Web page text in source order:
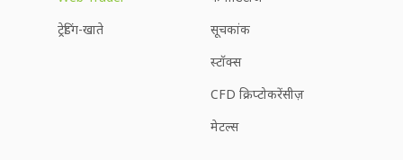
ट्रेडिंग-खाते
सूचकांक
स्टॉक्स
CFD क्रिप्टोकरेंसीज़
मेटल्स